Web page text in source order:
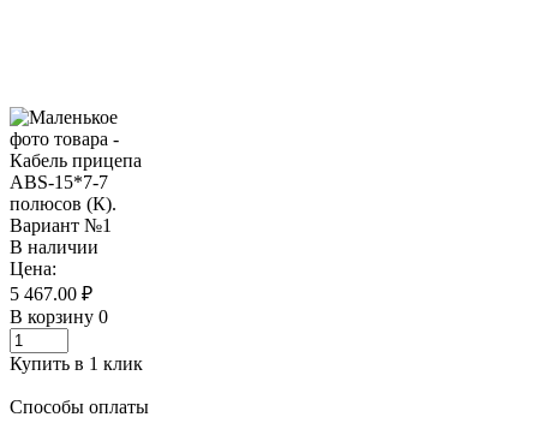
В наличии
Цена:
5 467.00 ₽
В корзину 0
Купить в 1 клик
Способы оплаты